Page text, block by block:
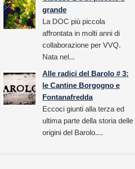
grande
La DOC più piccola
affrontata in molti anni di
collaborazione per VVQ.
Nata nel...
Alle radici del Barolo # 3:
le Cantine Borgogno e
Fontanafredda
Eccoci giunti alla terza ed
ultima parte della storia delle
origini del Barolo....